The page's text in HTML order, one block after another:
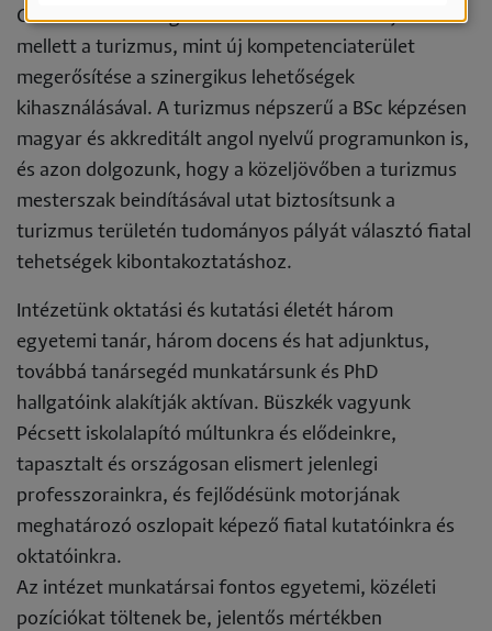
Célunk a marketingoktatás színvonalának fejlesztése
mellett a turizmus, mint új kompetenciaterület
megerősítése a szinergikus lehetőségek
kihasználásával. A turizmus népszerű a BSc képzésen
magyar és akkreditált angol nyelvű programunkon is,
és azon dolgozunk, hogy a közeljövőben a turizmus
mesterszak beindításával utat biztosítsunk a
turizmus területén tudományos pályát választó fiatal
tehetségek kibontakoztatáshoz.
Intézetünk oktatási és kutatási életét három
egyetemi tanár, három docens és hat adjunktus,
továbbá tanársegéd munkatársunk és PhD
hallgatóink alakítják aktívan. Büszkék vagyunk
Pécsett iskolalapító múltunkra és elődeinkre,
tapasztalt és országosan elismert jelenlegi
professzorainkra, és fejlődésünk motorjának
meghatározó oszlopait képező fiatal kutatóinkra és
oktatóinkra.
Az intézet munkatársai fontos egyetemi, közéleti
pozíciókat töltenek be, jelentős mértékben